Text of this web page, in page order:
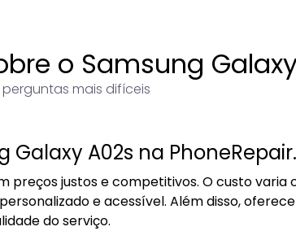
o Samsung
mais difíceis
A02s na
preços justos e competitivos. O custo
e acessível. Além disso,
do serviço.